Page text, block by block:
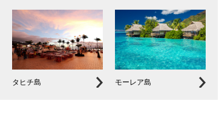
タヒチ島 モーレア島